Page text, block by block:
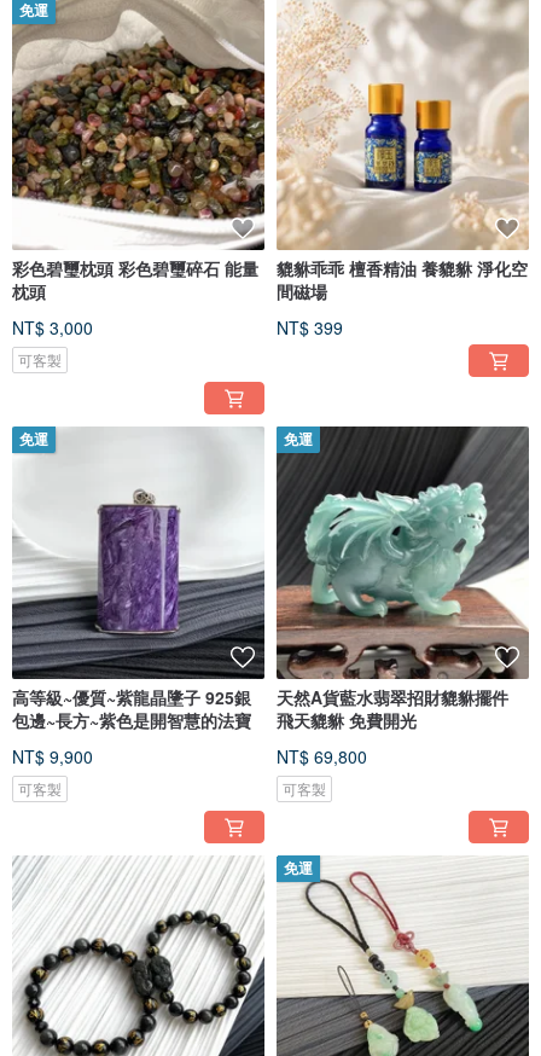
免運
彩色碧璽枕頭 彩色碧璽碎石 能量
枕頭
NT$ 3,000
可客製
貔貅乖乖 檀香精油 養貔貅 淨化空
間磁場
NT$ 399
免運
高等級~優質~紫龍晶墬子 925銀
包邊~長方~紫色是開智慧的法寶
NT$ 9,900
可客製
免運
天然A貨藍水翡翠招財貔貅擺件
飛天貔貅 免費開光
NT$ 69,800
可客製
免運